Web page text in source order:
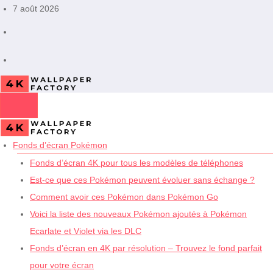
Aller7 août 2026
Fonds d’écran Pokémon
Fonds d’écran 4K pour tous les modèles de téléphones
Est-ce que ces Pokémon peuvent évoluer sans échange ?
Comment avoir ces Pokémon dans Pokémon Go
Voici la liste des nouveaux Pokémon ajoutés à Pokémon
Ecarlate et Violet via les DLC
Fonds d’écran en 4K par résolution – Trouvez le fond parfait
pour votre écran